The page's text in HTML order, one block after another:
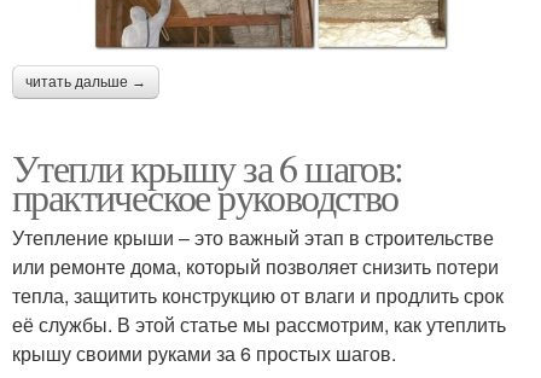
читать дальше →
Утепли крышу за 6 шагов:
практическое руководство
Утепление крыши – это важный этап в строительстве
или ремонте дома, который позволяет снизить потери
тепла, защитить конструкцию от влаги и продлить срок
её службы. В этой статье мы рассмотрим, как утеплить
крышу своими руками за 6 простых шагов.